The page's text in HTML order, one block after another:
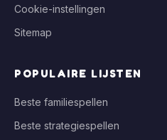
Cookie-instellingen
Sitemap
POPULAIRE LIJSTEN
Beste familiespellen
Beste strategiespellen